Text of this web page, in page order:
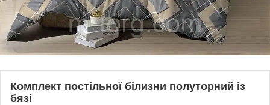
Комплект постільної білизни полуторний із
бязі